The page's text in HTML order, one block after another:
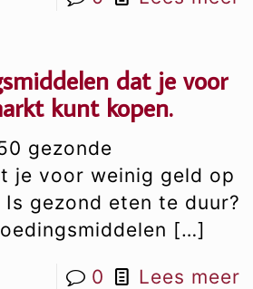
dat je voor
kunt kopen.
gezonde
je voor weinig geld op
gezond eten te duur?
[…]
0 Lees meer